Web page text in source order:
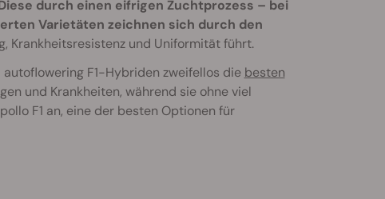
durch einen eifrigen Zuchtprozess – bei
Varietäten zeichnen sich durch den
Krankheitsresistenz und Uniformität führt.
F1-Hybriden zweifellos die besten
und Krankheiten, während sie ohne viel
F1 an, eine der besten Optionen für